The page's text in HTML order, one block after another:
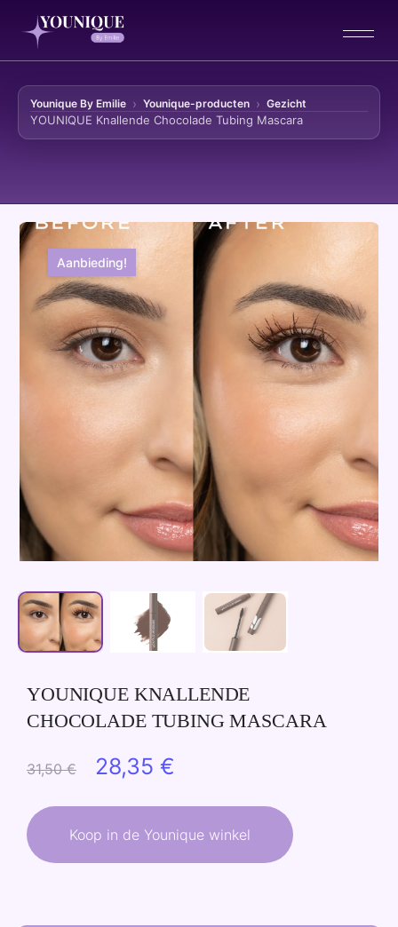
Younique By Emilie Younique-producten Gezicht
YOUNIQUE Knallende Chocolade Tubing Mascara
Ga naar de inhoud
Aanbieding!
YOUNIQUE KNALLENDE
CHOCOLADE TUBING MASCARA
31,50€
Oorspronkelijke
was:
28,35 €
is:
Koop in de Younique winkel